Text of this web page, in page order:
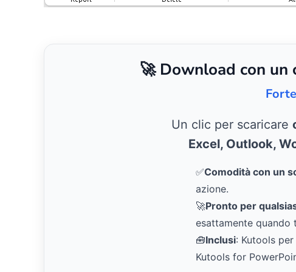
🚀 Download con
Un clic per scaricare
Excel, Outlook,
✅Comodità con un
azione.
🚀Pronto per
esattamente quando
🧰Inclusi: Kutools
Kutools for